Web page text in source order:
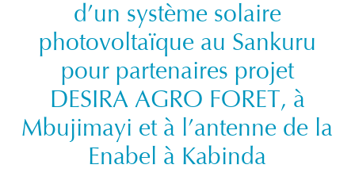
d’un système solaire
photovoltaïque au Sankuru
pour partenaires projet
DESIRA AGRO FORET, à
Mbujimayi et à l’antenne de la
Enabel à Kabinda